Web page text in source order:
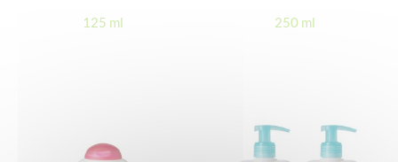
125 ml 250 ml